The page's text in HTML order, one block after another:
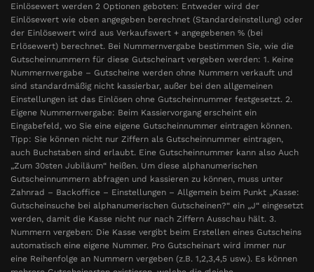
Einlösewert werden 2 Optionen geboten: Entweder wird der
Einlösewert wie oben angegeben berechnet (Standardeinstellung) oder
der Einlösewert wird aus Verkaufswert + angegebenen % (bei
Erlösewert) berechnet. Bei Nummernvergabe bestimmen Sie, wie die
Gutscheinnummern für diese Gutscheinart vergeben werden: 1. Keine
Nummernvergabe – Gutscheine werden ohne Nummern verkauft und
sind standardmäßig nicht kassierbar, außer bei den allgemeinen
Einstellungen ist das Einlösen ohne Gutscheinnummer festgesetzt. 2.
Eigene Nummernvergabe: Beim Kassiervorgang erscheint ein
Eingabefeld, wo Sie eine eigene Gutscheinnummer eintragen können.
Tipp: Sie können nicht nur Ziffern als Gutscheinnummer eintragen,
auch Buchstaben sind erlaubt. Eine Gutscheinnummer kann also Auch
„Zum 30sten Jubiläum“ heißen. Um diese alphanumerischen
Gutscheinnummern abfragen und kassieren zu können, muss unter
Zahnrad – Backoffice – Einstellungen – Allgemein beim Punkt „Kasse:
Gutscheinsuche bei alphanumerischen Gutscheinen?“ ein „J“ eingesetzt
werden, damit die Kasse nicht nur nach Ziffern Ausschau hält. 3.
Nummern vergeben: Die Kasse vergibt beim Erstellen eines Gutscheins
automatisch eine eigene Nummer. Pro Gutscheinart wird immer nur
eine Reihenfolge an Nummern vergeben (z.B. 1,2,3,4,5 usw.). Es können